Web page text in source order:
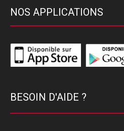
NOS APPLICATIONS
BESOIN D'AIDE ?